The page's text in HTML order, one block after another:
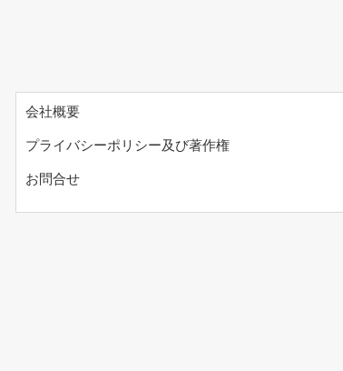
会社概要
プライバシーポリシー及び著作権
お問合せ